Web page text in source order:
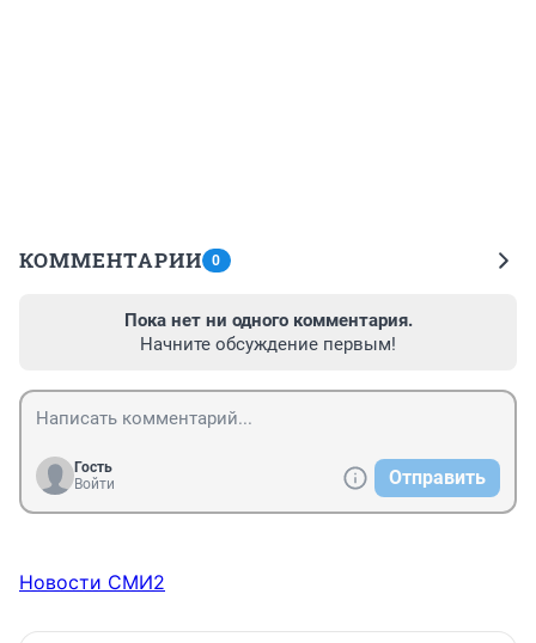
КОММЕНТАРИИ 0
Пока нет ни одного комментария.
Начните обсуждение первым!
Гость
Войти
Отправить
Новости СМИ2